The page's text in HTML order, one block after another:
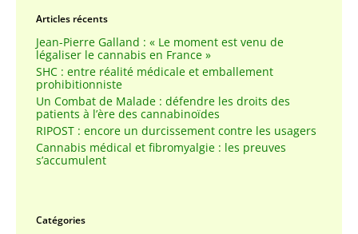
Articles récents
Jean-Pierre Galland : « Le moment est venu de
légaliser le cannabis en France »
SHC : entre réalité médicale et emballement
prohibitionniste
Un Combat de Malade : défendre les droits des
patients à l’ère des cannabinoïdes
RIPOST : encore un durcissement contre les usagers
Cannabis médical et fibromyalgie : les preuves
s’accumulent
Catégories